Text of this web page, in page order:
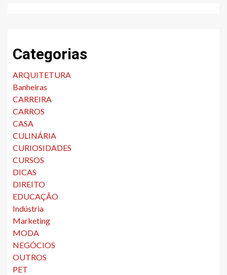
Categorias
ARQUITETURA
Banheiras
CARREIRA
CARROS
CASA
CULINÁRIA
CURIOSIDADES
CURSOS
DICAS
DIREITO
EDUCAÇÃO
Indústria
Marketing
MODA
NEGÓCIOS
OUTROS
PET